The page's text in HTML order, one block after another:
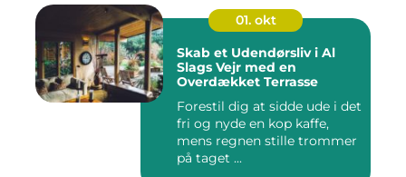
01. okt
Skab et Udendørsliv i Al
Slags Vejr med en
Overdækket Terrasse
Forestil dig at sidde ude i det
fri og nyde en kop kaffe,
mens regnen stille trommer
på taget ...